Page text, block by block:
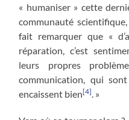
« humaniser » cette
communauté
fait remarquer que «
réparation, c’est
leurs propres
communication, qui
encaissent bien[4] . »